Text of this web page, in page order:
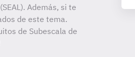
Además, si te
de este tema.
de Subescala de